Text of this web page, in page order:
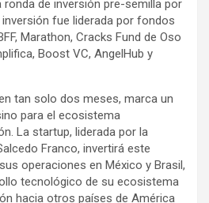
ronda de inversión pre-semilla por
inversión fue liderada por fondos
Marathon, Cracks Fund de Oso
Boost VC, AngelHub y
tan solo dos meses, marca un
para el ecosistema
La startup, liderada por la
Franco, invertirá este
operaciones en México y Brasil,
tecnológico de su ecosistema
hacia otros países de América